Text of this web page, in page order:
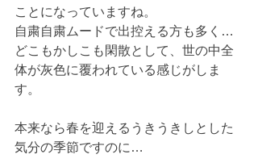
ことになっていますね。
自粛自粛ムードで出控える方も多く…
どこもかしこも閑散として、世の中全
体が灰色に覆われている感じがしま
す。
本来なら春を迎えるうきうきしとした
気分の季節ですのに…